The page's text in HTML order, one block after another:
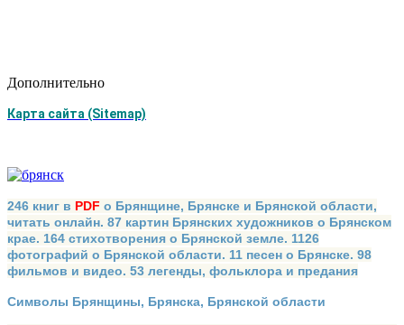
Дополнительно
Карта сайта (Sitemap)
246 книг в PDF о Брянщине, Брянске и Брянской области,
читать онлайн. 87 картин Брянских художников о Брянском
крае. 164 стихотворения о Брянской земле. 1126
фотографий о Брянской области. 11 песен о Брянске. 98
фильмов и видео. 53 легенды, фольклора и предания
Символы Брянщины, Брянска, Брянской области